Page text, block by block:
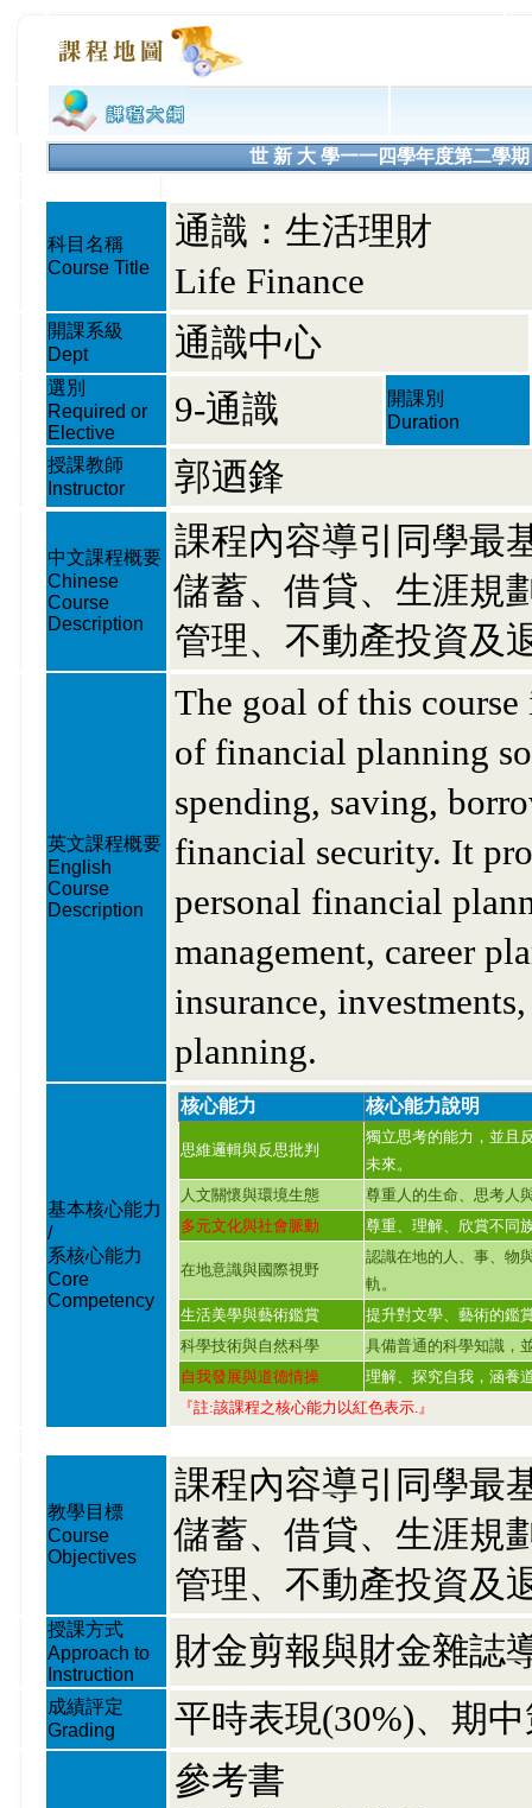
世 新 大 學一一四學年度第二學
科目名稱
Course Title
通識：生活理財
Life Finance
開課系級
Dept
通識中心
選別
Required or
Elective
9-通識
開課別
Duration
授課教師
Instructor
郭迺鋒
中文課程概要
Chinese
Course
Description
課程內容導引同學最
儲蓄、借貸、生涯規
管理、不動產投資及
英文課程概要
English
Course
Description
The goal of this course
of financial planning
spending, saving,
financial security. It
personal financial
management, career
insurance,
planning.
基本核心能力
/
系核心能力
Core
Competency
核心能力 核心能力說明
思維邏輯與反思批判
獨立思考的能力，並且
未來。
人文關懷與環境生態
尊重人的生命、思考人
多元文化與社會脈動
尊重、理解、欣賞不同
在地意識與國際視野
認識在地的人、事、物
軌。
生活美學與藝術鑑賞
提升對文學、藝術的鑑
科學技術與自然科學
具備普通的科學知識，
自我發展與道德情操
理解、探究自我，涵養
『註:該課程之核心能力以紅色表示.』
教學目標
Course
Objectives
課程內容導引同學最
儲蓄、借貸、生涯規
管理、不動產投資及
授課方式
Approach to
Instruction
財金剪報與財金雜誌
成績評定
Grading
平時表現(30%)、期
參考書